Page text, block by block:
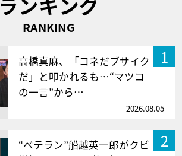
RANKING
1
高橋真麻、「コネだブサイク
だ」と叩かれるも…“マツコ
の一言”から…
2026.08.05
2
“ベテラン”船越英一郎がクビ